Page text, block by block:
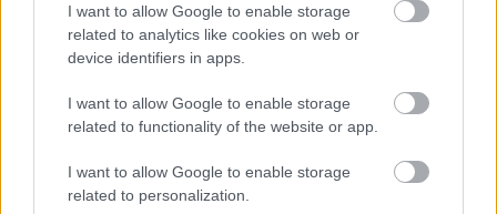
I want to allow Google to enable storage
related to analytics like cookies on web or
device identifiers in apps.
I want to allow Google to enable storage
related to functionality of the website or app.
I want to allow Google to enable storage
related to personalization.
A sorozat az Amazon Prime Video kínálatában debütál